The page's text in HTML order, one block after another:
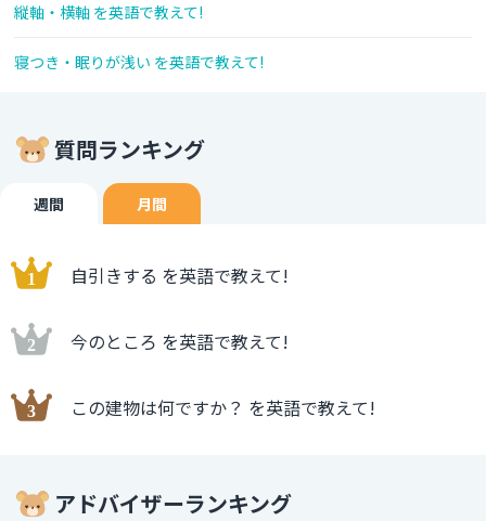
縦軸・横軸 を英語で教えて!
寝つき・眠りが浅い を英語で教えて!
質問ランキング
週間 月間
自引きする を英語で教えて!
今のところ を英語で教えて!
この建物は何ですか？ を英語で教えて!
アドバイザーランキング